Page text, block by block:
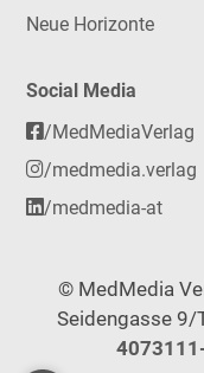
Neue Horizonte
Social Media
/MedMediaVerlag
/medmedia.verlag
/medmedia-at
© MedMedia
Seidengasse 9/